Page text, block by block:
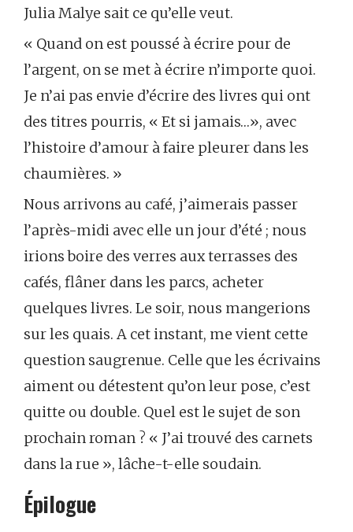
Julia Malye sait ce qu’elle veut.
« Quand on est poussé à écrire pour de
l’argent, on se met à écrire n’importe quoi.
Je n’ai pas envie d’écrire des livres qui ont
des titres pourris, « Et si jamais…», avec
l’histoire d’amour à faire pleurer dans les
chaumières. »
Nous arrivons au café, j’aimerais passer
l’après-midi avec elle un jour d’été ; nous
irions boire des verres aux terrasses des
cafés, flâner dans les parcs, acheter
quelques livres. Le soir, nous mangerions
sur les quais. A cet instant, me vient cette
question saugrenue. Celle que les écrivains
aiment ou détestent qu’on leur pose, c’est
quitte ou double. Quel est le sujet de son
prochain roman ? « J’ai trouvé des carnets
dans la rue », lâche-t-elle soudain.
Épilogue